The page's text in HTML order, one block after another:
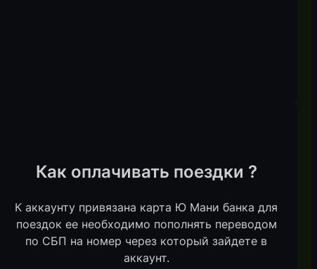
Как оплачивать поездки ?
К аккаунту привязана карта Ю Мани банка для
поездок ее необходимо пополнять переводом
по СБП на номер через который зайдете в
аккаунт.